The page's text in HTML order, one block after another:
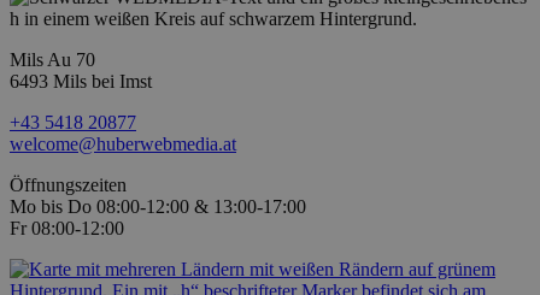
Mils Au 70
6493 Mils bei Imst
+43 5418 20877
welcome@huberwebmedia.at
Öffnungszeiten
Mo bis Do 08:00-12:00 & 13:00-17:00
Fr 08:00-12:00